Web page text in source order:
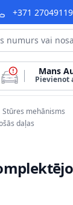
+371 27049119
Mans
Pievienot
Stūres mehānisms
daļas